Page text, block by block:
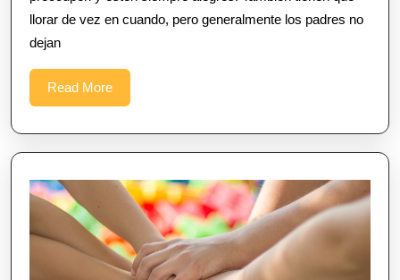
llorar de vez en cuando, pero generalmente los padres no
dejan
Read MoreRead
More